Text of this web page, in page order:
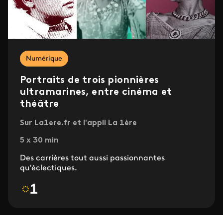
Numérique
Portraits de trois pionnières
ultramarines, entre cinéma et
théâtre
Sur La1ere.fr et l'appli La 1ère
5 x 30 min
Des carrières tout aussi passionnantes
qu'éclectiques.